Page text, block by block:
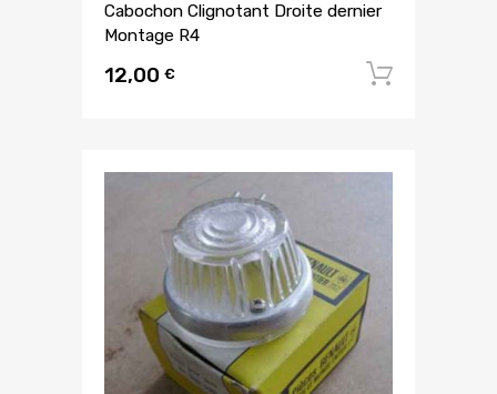
Cabochon Clignotant Droite dernier
Montage R4
12,00 €